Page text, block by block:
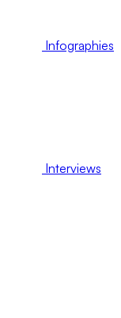
Infographies
Interviews